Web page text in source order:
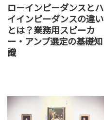
ローインピーダンスとハ
イインピーダンスの違い
とは？業務用スピーカ
ー・アンプ選定の基礎知
識